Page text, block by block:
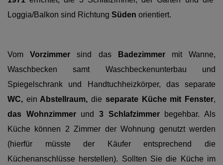
Loggia/Balkon sind Richtung Süden orientiert.
VomVorzimmer sind das Badezimmermit Wanne,
Waschbecken samt Waschbeckenunterbau und
Spiegelschrank und Handtuchheizkörper, das separate
WC, ein Abstellraum,die separate Küche mit Fenster,
das Wohnzimmer und 3 Schlafzimmerbegehbar. Als
Küche können 2 Zimmer der Wohnung genutzt werden
(hierfür müsste der Käufer entsprechend die
Küchenanschlüsse herstellen). Sollten Sie die Küche im